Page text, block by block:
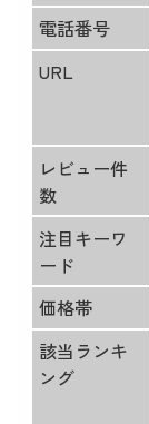
電話番号
URL
レビュー件
数
注目キーワ
ード
価格帯
該当ランキ
ング